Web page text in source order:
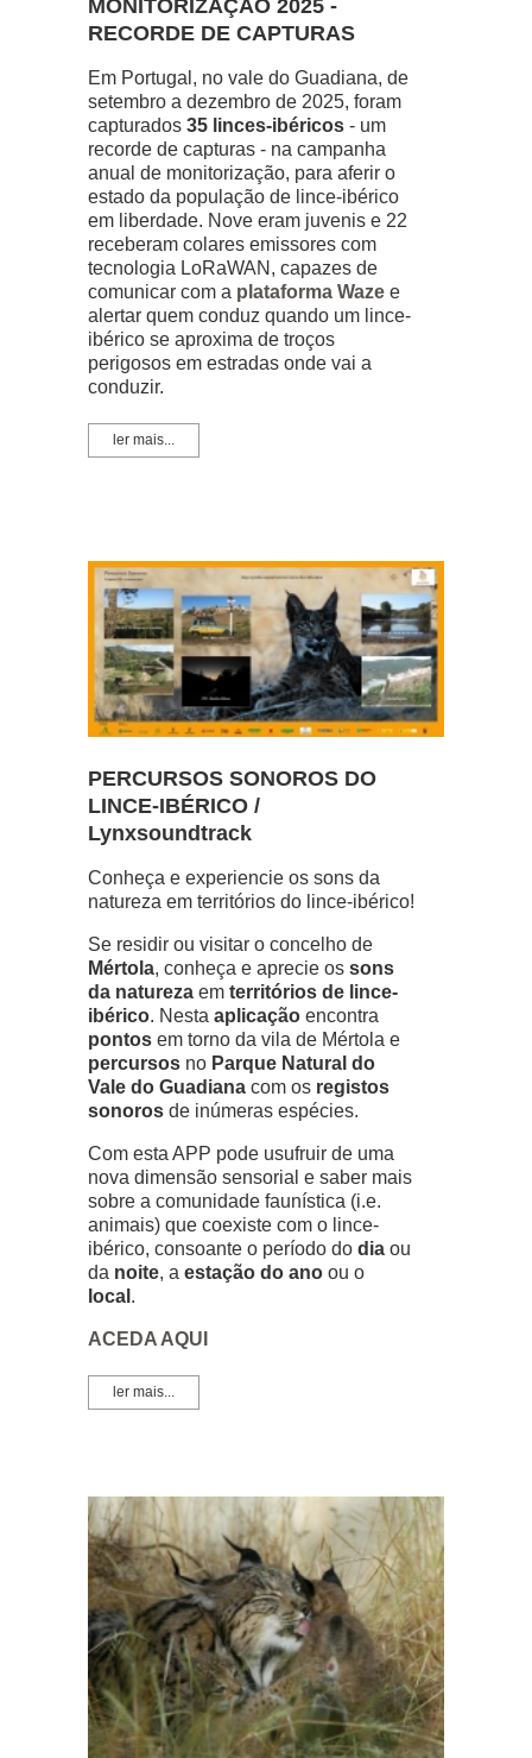
MONITORIZAÇÃO 2025 -
RECORDE DE CAPTURAS
Em Portugal, no vale do Guadiana, de
setembro a dezembro de 2025, foram
capturados 35 linces-ibéricos - um
recorde de capturas - na campanha
anual de monitorização, para aferir o
estado da população de lince-ibérico
em liberdade. Nove eram juvenis e 22
receberam colares emissores com
tecnologia LoRaWAN, capazes de
comunicar com a plataforma Waze e
alertar quem conduz quando um lince-
ibérico se aproxima de troços
perigosos em estradas onde vai a
conduzir.
ler mais...
PERCURSOS SONOROS DO
LINCE-IBÉRICO /
Lynxsoundtrack
Conheça e experiencie os sons da
natureza em territórios do lince-ibérico!
Se residir ou visitar o concelho de
Mértola, conheça e aprecie os sons
da natureza em territórios de lince-
ibérico. Nesta aplicação encontra
pontos em torno da vila de Mértola e
percursos no Parque Natural do
Vale do Guadiana com os registos
sonoros de inúmeras espécies.
Com esta APP pode usufruir de uma
nova dimensão sensorial e saber mais
sobre a comunidade faunística (i.e.
animais) que coexiste com o lince-
ibérico, consoante o período do dia ou
da noite, a estação do ano ou o
local .
ACEDA AQUI
ler mais...